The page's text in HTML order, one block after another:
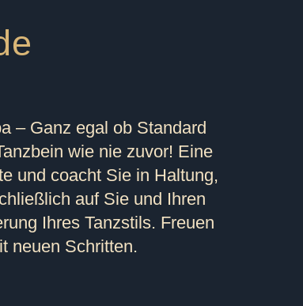
– Ganz egal ob Standard
wie nie zuvor! Eine
und coacht Sie in Haltung,
auf Sie und Ihren
Ihres Tanzstils. Freuen
neuen Schritten.